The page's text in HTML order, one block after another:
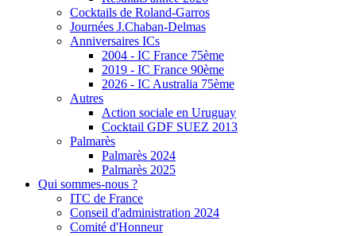
Cocktails de Roland-Garros
Journées J.Chaban-Delmas
Anniversaires ICs
2004 - IC France 75ème
2019 - IC France 90ème
2026 - IC Australia 75ème
Autres
Action sociale en Uruguay
Cocktail GDF SUEZ 2013
Palmarès
Palmarès 2024
Palmarès 2025
Qui sommes-nous ?
ITC de France
Conseil d'administration 2024
Comité d'Honneur